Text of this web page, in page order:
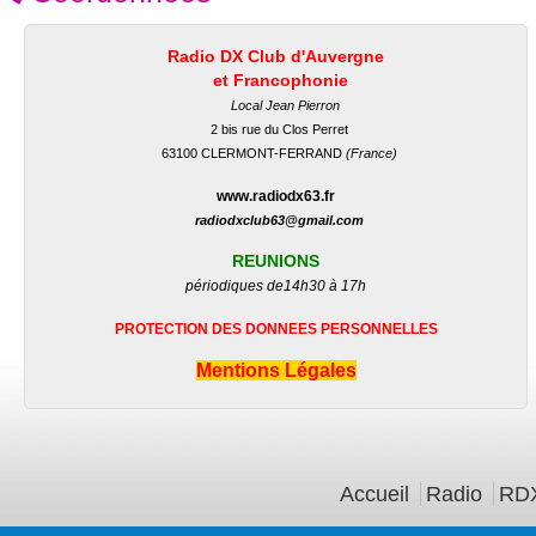
Radio DX Club d'Auvergne
et Francophonie
Local Jean Pierron
2 bis rue du Clos Perret
63100 CLERMONT-FERRAND(France)
www.radiodx63.fr
radiodxclub63@gmail.com
REUNIONS
périodiques de14h30 à 17h
PROTECTION DES DONNEES PERSONNELLES
Mentions Légales
Accueil Radio